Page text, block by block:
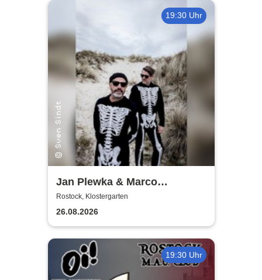
19:30 Uhr
Jan Plewka & Marco
Schmedtje - Between the
Lights
Rostock, Klostergarten
26.08.2026
19:30 Uhr